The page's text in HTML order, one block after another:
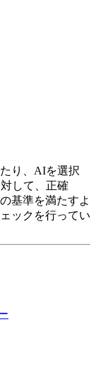
り、AIを選択
して、正確
基準を満たすよ
ックを行ってい